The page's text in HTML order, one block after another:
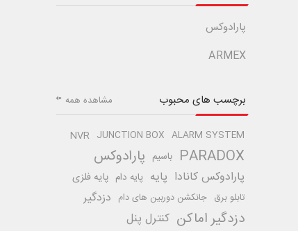
پارادوکس
ARMEX
برچسب های محبوب
ALARM SYSTEM
JUNCTION BOX
NVR
PARADOX باسیم پارادوکس
پارادوکس کانادا پایه پایه دام پایه فلزی
تابلو برق جانکشن دوربین های دام دزدگیر
دزدگیر اماکن کنترل پنل
مشاهده همه